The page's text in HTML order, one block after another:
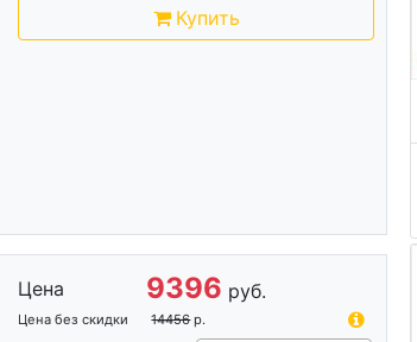
Купить
Цена 9396 руб.
Цена без скидки 14456 р.